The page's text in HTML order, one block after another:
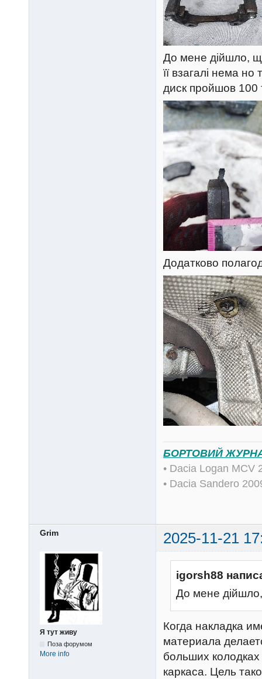
До мене дійшло,
її взагалі нема
диск пройшов 100
Додатково
БОРТОВИЙ
• Dacia Logan
• Dacia Sandero
Grim 2025-11-21
Я тут живу
Поза форумом
More info
igorsh88
До мене дійшло,
Когда накладка
материала
больших
каркаса. Цель